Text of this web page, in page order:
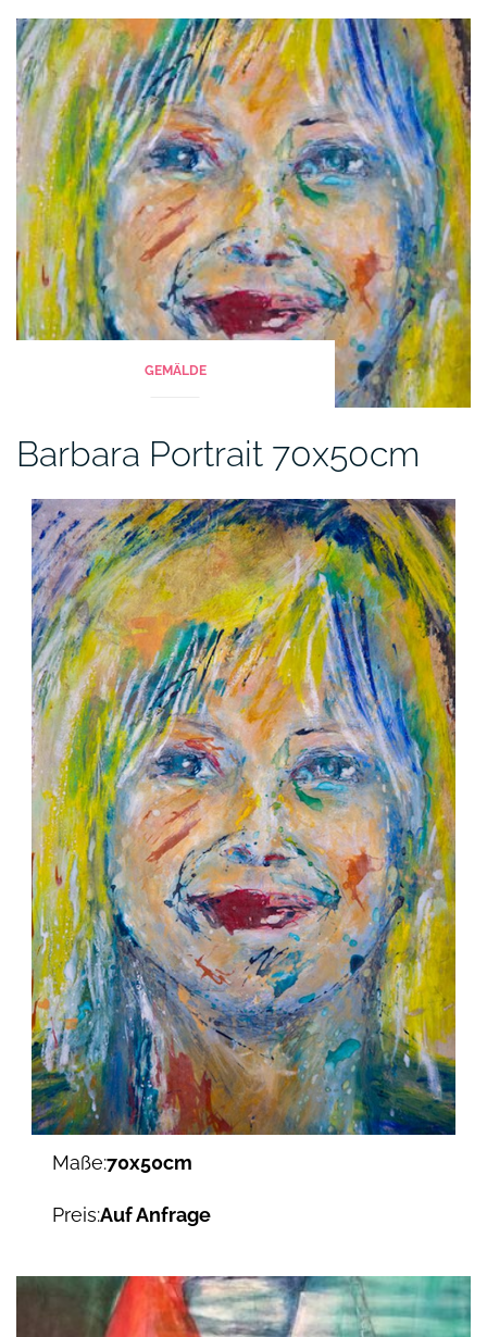
GEMÄLDE
Barbara Portrait 70x50cm
Maße:70x50cm
Preis:Auf Anfrage